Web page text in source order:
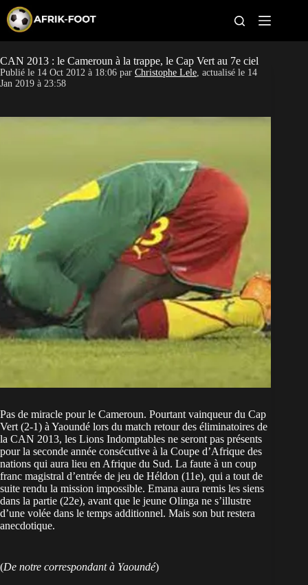
p
o
c
t
CAN féminine
Clubs
Classement
Paris sportifs
CAN 2013 : le Cameroun à la trappe, le Cap Vert au 7e ciel
Publié le 14 Oct 2012 à 18:06 par Christophe Lele, actualisé le 14
Jan 2019 à 23:58
Pas de miracle pour le Cameroun. Pourtant vainqueur du Cap
Vert (2-1) à Yaoundé lors du match retour des éliminatoires de
la CAN 2013, les Lions Indomptables ne seront pas présents
pour la seconde année consécutive à la Coupe d’Afrique des
nations qui aura lieu en Afrique du Sud. La faute à un coup
franc magistral d’entrée de jeu de Héldon (11e), qui a tout de
suite rendu la mission impossible. Emana aura remis les siens
dans la partie (22e), avant que le jeune Olinga ne s’illustre
d’une volée dans le temps additionnel. Mais son but restera
anecdotique.
(De notre correspondant à Yaoundé)